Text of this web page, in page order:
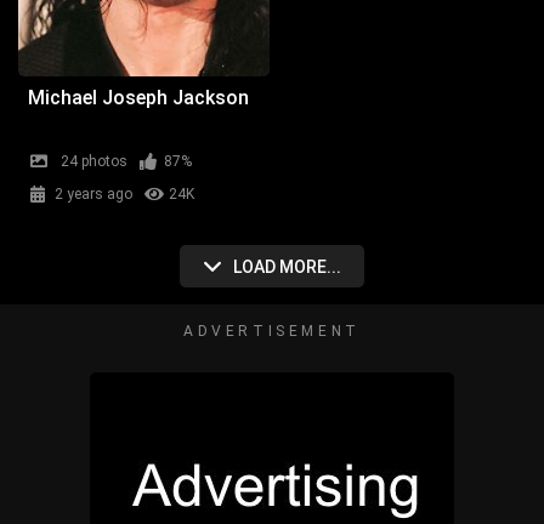
Michael Joseph Jackson
24 photos
87%
2 years ago
24K
LOAD MORE...
ADVERTISEMENT